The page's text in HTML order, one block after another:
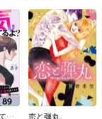
パパ、浮気してるよ？娘と二人でクズ夫を捨てます【分冊版】
恋と弾丸